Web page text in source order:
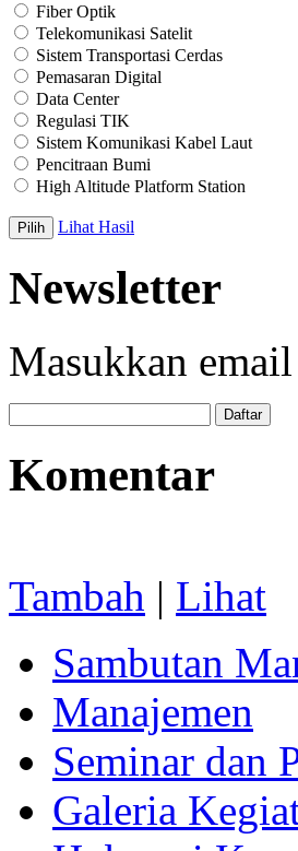
Fiber Optik
Telekomunikasi Satelit
Sistem Transportasi Cerdas
Pemasaran Digital
Data Center
Regulasi TIK
Sistem Komunikasi Kabel Laut
Pencitraan Bumi
High Altitude Platform Station
Lihat Hasil
Newsletter
Masukkan
Komentar
Tambah | Lihat
Sambutan
Manajemen
Seminar dan
Galeria